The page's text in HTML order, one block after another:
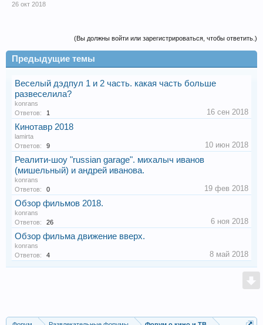
26 окт 2018
(Вы должны войти или зарегистрироваться, чтобы ответить.)
Предыдущие темы
Веселый дэдпул 1 и 2 часть. какая часть больше
развеселила?
konrans
Ответов:
1 16 сен 2018
Кинотавр 2018
lamirta
Ответов:
9 10 июн 2018
Реалити-шоу "russian garage". михалыч иванов
(мишельный) и андрей иванова.
konrans
Ответов:
0 19 фев 2018
Обзор фильмов 2018.
konrans
Ответов:
26 6 ноя 2018
Обзор фильма движение вверх.
konrans
Ответов:
4 8 май 2018